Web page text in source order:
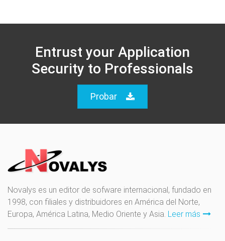
Entrust your Application
Security to Professionals
Probar
Novalys es un editor de sofware internacional, fundado en
1998, con filiales y distribuidores en América del Norte,
Europa, América Latina, Medio Oriente y Asia. Leer más